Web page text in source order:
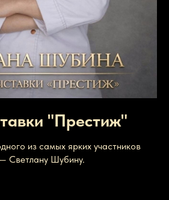
"Престиж"
из самых ярких участников
Светлану Шубину.